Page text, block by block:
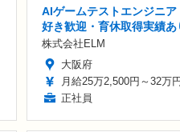
AIゲームテストエンジニ
好き歓迎・育休取得実績
株式会社ELM
大阪府
月給25万2,500円～32万円
正社員